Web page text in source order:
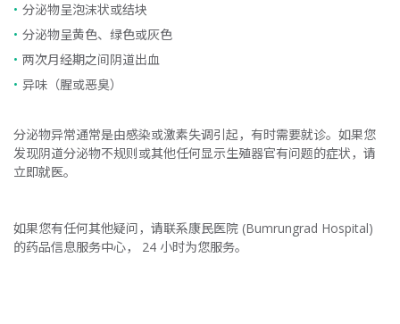
分泌物呈泡沫状或结块
分泌物呈黄色、绿色或灰色
两次月经期之间阴道出血
异味（腥或恶臭）
分泌物异常通常是由感染或激素失调引起，有时需要就诊。如果您
发现阴道分泌物不规则或其他任何显示生殖器官有问题的症状，请
立即就医。
如果您有任何其他疑问，请联系康民医院 (Bumrungrad Hospital)
的药品信息服务中心， 24 小时为您服务。